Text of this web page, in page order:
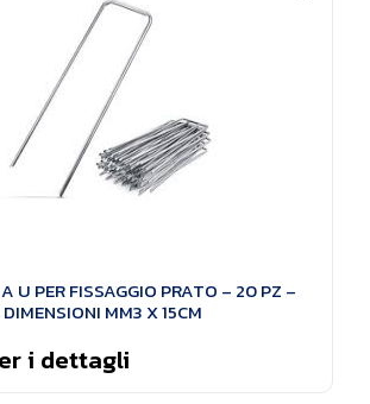
U PER FISSAGGIO PRATO – 20 PZ –
DIMENSIONI MM3 X 15CM
i dettagli